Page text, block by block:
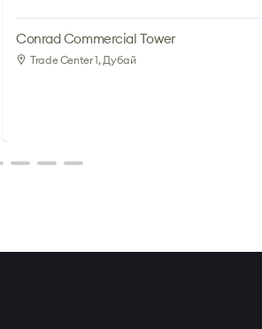
Conrad Commercial Tower
Trade Center 1, Дубай